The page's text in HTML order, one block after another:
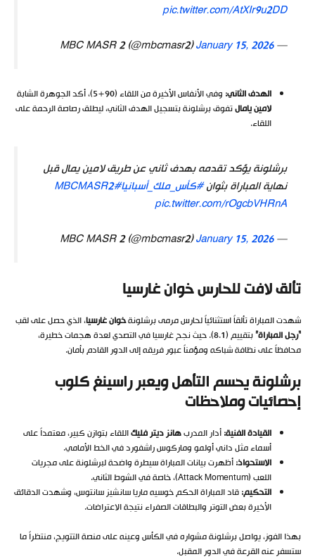
pic.twitter.com/AtXIr9u2DD
— MBC MASR 2 (@mbcmasr2)
January 15, 2026
الهدف الثاني: وفي الأنفاس الأخيرة من اللقاء (90+5)، أكد الجوهرة الشابة
لامين يامالتفوق برشلونة بتسجيل الهدف الثاني، ليطلق رصاصة الرحمة على
اللقاء.
برشلونة يؤكد تقدمه بهدف ثاني عن طريق لامين يمال قبل
نهاية المباراة بثوان#كأس_ملك_أسبانيا#MBCMASR2
pic.twitter.com/rOgcbVHRnA
— MBC MASR 2 (@mbcmasr2)
January 15, 2026
تألق لافت للحارس خوان غارسيا
شهدت المباراة تألقاً استثنائياً لحارس مرمى برشلونةخوان غارسيا، الذي حصل على لقب
“رجل المباراة”
بتقييم (8.1). حيث نجح غارسيا في التصدي لعدة هجمات خطيرة،
محافظاً على نظافة شباكه ومؤمناً عبور فريقه إلى الدور القادم بأمان.
برشلونة يحسم التأهل ويعبر راسينغ كلوب
إحصائيات وملاحظات
القيادة الفنية:أدار المدربهانز ديتر فليكاللقاء بتوازن كبير، معتمداً على
أسماء مثل داني أولمو وماركوس راشفورد في الخط الأمامي.
الاستحواذ:أظهرت بيانات المباراة سيطرة واضحة لبرشلونة على مجريات
اللعب (Attack Momentum)، خاصة في الشوط الثاني.
التحكيم:قاد المباراة الحكم خوسيه ماريا سانشيز سانتوس، وشهدت الدقائق
الأخيرة بعض التوتر والبطاقات الصفراء نتيجة الاعتراضات.
بهذا الفوز، يواصل برشلونة مشواره في الكأس وعينه على منصة التتويج، منتظراً ما
ستسفر عنه القرعة في الدور المقبل.